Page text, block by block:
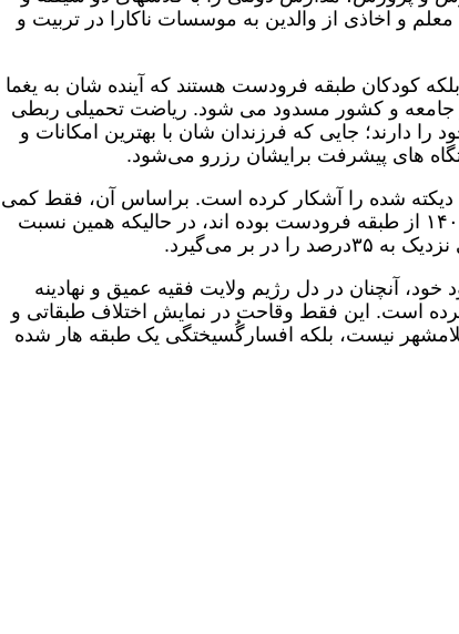
و اخاذی از والدین به موسسات ناکارا در تربیت و
کودکان طبقه فرودست هستند که آینده شان به یغما
جامعه و کشور مسدود می شود. ریاضت تحمیلی ربطی
را دارند؛ جایی که فرزندان شان با بهترین امکانات و
های پیشرفت برایشان رزرو می‌شود.
شده را آشکار کرده است. براساس آن، فقط کمی
کمتر از دو درصد از پذیرفته شدگان کُنکور در سال ۱۴۰۲ از طبقه فرودست بوده اند، در حالیکه همین نسبت
بر می‌گیرد.
خود، آنچنان در دل رژیم ولایت فقیه عمیق و نهادینه
است. این فقط وقاحت در نمایش اختلاف طبقاتی و
نیست، بلکه افسارگُسیختگی یک طبقه هار شده